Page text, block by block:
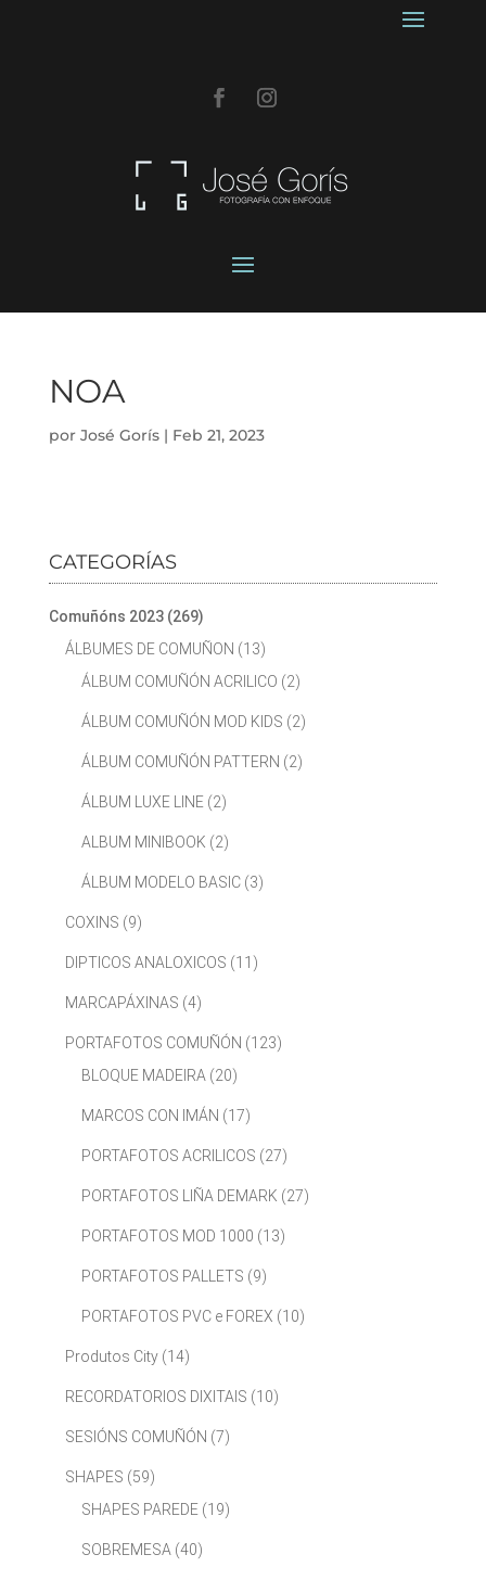
NOA
por José Gorís| Feb 21, 2023
CATEGORÍAS
Comuñóns 2023 (269)
ÁLBUMES DE COMUÑON (13)
ÁLBUM COMUÑÓN ACRILICO (2)
ÁLBUM COMUÑÓN MOD KIDS (2)
ÁLBUM COMUÑÓN PATTERN (2)
ÁLBUM LUXE LINE (2)
ALBUM MINIBOOK (2)
ÁLBUM MODELO BASIC (3)
COXINS (9)
DIPTICOS ANALOXICOS (11)
MARCAPÁXINAS (4)
PORTAFOTOS COMUÑÓN (123)
BLOQUE MADEIRA (20)
MARCOS CON IMÁN (17)
PORTAFOTOS ACRILICOS (27)
PORTAFOTOS LIÑA DEMARK (27)
PORTAFOTOS MOD 1000 (13)
PORTAFOTOS PALLETS (9)
PORTAFOTOS PVC e FOREX (10)
Produtos City (14)
RECORDATORIOS DIXITAIS (10)
SESIÓNS COMUÑÓN (7)
SHAPES (59)
SHAPES PAREDE (19)
SOBREMESA (40)